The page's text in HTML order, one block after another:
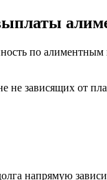
по
зависящих от
напрямую